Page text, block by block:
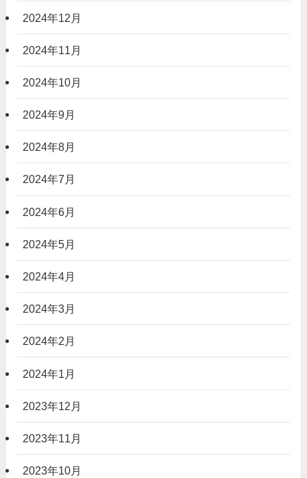
2024年12月
2024年11月
2024年10月
2024年9月
2024年8月
2024年7月
2024年6月
2024年5月
2024年4月
2024年3月
2024年2月
2024年1月
2023年12月
2023年11月
2023年10月